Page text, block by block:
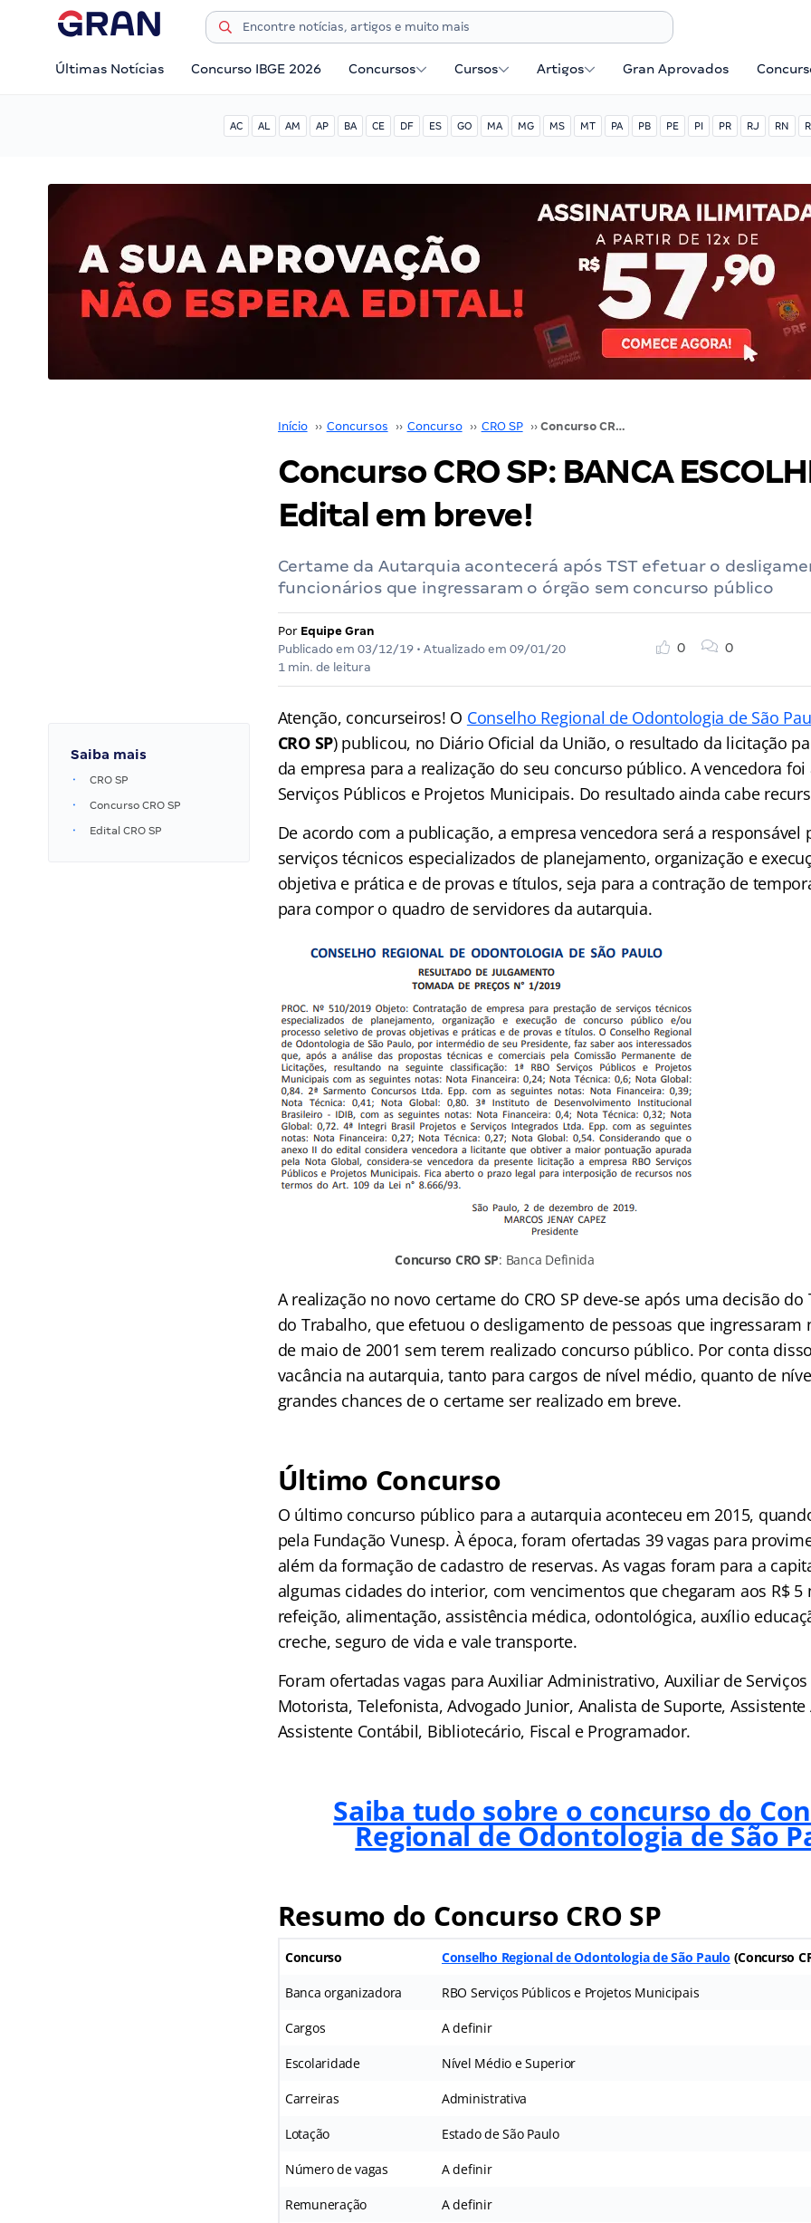
Últimas Notícias Concurso IBGE 2026 Concursos Cursos Artigos Gran Aprovados
AC AL AM AP BA CE DF ES GO MA MG MS MT PA PB PE PI PR RJ RN
Início ›› Concursos ›› Concurso ›› CRO SP ›› Concurso CRO SP: BANCA ESCOLHIDA! Edital em breve!
Concurso CRO SP: BANCA
Edital em breve!
Certame da Autarquia acontecerá após TST efetuar o
funcionários que ingressaram o órgão sem concurso público
Por Equipe Gran
Publicado em 03/12/19• Atualizado em 09/01/20
1 min. de leitura
0 0
Saiba mais
CRO SP
Concurso CRO SP
Edital CRO SP
Atenção, concurseiros! O Conselho Regional de Odontologia de São
CRO SP) publicou, no Diário Oficial da União, o resultado da licitação
da empresa para a realização do seu concurso público. A vencedora foi
Serviços Públicos e Projetos Municipais. Do resultado ainda cabe
De acordo com a publicação, a empresa vencedora será a responsável
serviços técnicos especializados de planejamento, organização e
objetiva e prática e de provas e títulos, seja para a contração de
para compor o quadro de servidores da autarquia.
Concurso CRO SP: Banca Definida
A realização no novo certame do CRO SP deve-se após uma decisão
do Trabalho, que efetuou o desligamento de pessoas que ingressaram
de maio de 2001 sem terem realizado concurso público. Por conta
vacância na autarquia, tanto para cargos de nível médio, quanto de
grandes chances de o certame ser realizado em breve.
Último Concurso
O último concurso público para a autarquia aconteceu em 2015,
pela Fundação Vunesp. À época, foram ofertadas 39 vagas para
além da formação de cadastro de reservas. As vagas foram para a
algumas cidades do interior, com vencimentos que chegaram aos R$ 5
refeição, alimentação, assistência médica, odontológica, auxílio
creche, seguro de vida e vale transporte.
Foram ofertadas vagas para Auxiliar Administrativo, Auxiliar de Serviços
Motorista, Telefonista, Advogado Junior, Analista de Suporte,
Assistente Contábil, Bibliotecário, Fiscal e Programador.
Saiba tudo sobre o concurso do
Regional de Odontologia de São
Resumo do Concurso CRO SP
Concurso Conselho Regional de Odontologia de São Paulo (Concurso
Banca organizadora RBO Serviços Públicos e Projetos Municipais
Cargos A definir
Escolaridade Nível Médio e Superior
Carreiras Administrativa
Lotação Estado de São Paulo
Número de vagas A definir
Remuneração A definir